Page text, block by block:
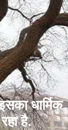
धार्मिक
है.